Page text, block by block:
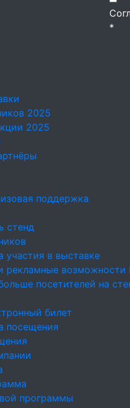
*
2025
2025
поддержка
стенд
в выставке
рекламные возможности
посетителей на
билет
посещения
программы